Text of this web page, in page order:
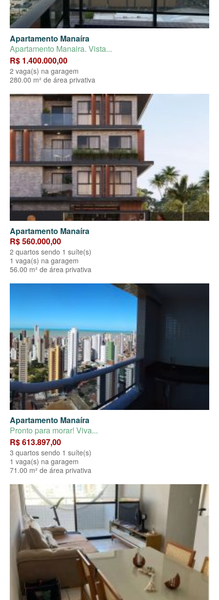
Apartamento Manaíra
Apartamento Manaira. Vista...
R$ 1.400.000,00
2 vaga(s) na garagem
280.00 m² de área privativa
Apartamento Manaíra
R$ 560.000,00
2 quartos sendo 1 suíte(s)
1 vaga(s) na garagem
56.00 m² de área privativa
Apartamento Manaíra
Pronto para morar! Viva...
R$ 613.897,00
3 quartos sendo 1 suíte(s)
1 vaga(s) na garagem
71.00 m² de área privativa